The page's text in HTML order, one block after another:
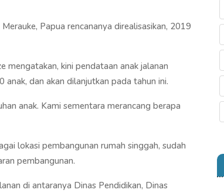
Papua rencananya direalisasikan, 2019
mengatakan, kini pendataan anak jalanan
dan akan dilanjutkan pada tahun ini.
anak. Kami sementara merancang berapa
lokasi pembangunan rumah singgah, sudah
pembangunan.
di antaranya Dinas Pendidikan, Dinas